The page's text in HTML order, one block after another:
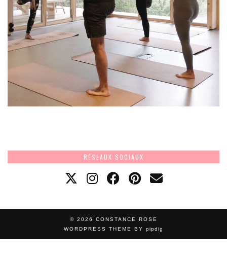
RÉSEAUX SOCIAUX
© 2026 CONSTANCE ROSE
WORDPRESS THEME BY pipdig